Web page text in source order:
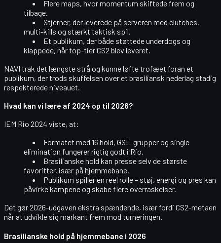
Flere maps, hvor momentum skiftede frem og
tilbage.
Stjerner, der leverede på serveren med clutches,
multi-kills og stærkt taktisk spil.
Et publikum, der både støttede underdogs og
klappede, når top-tier CS2 blev leveret.
NAVI trak det længste strå og kunne løfte trofæet foran et
publikum, der trods skuffelsen over et brasiliansk nederlag stadig
respekterede niveauet.
Hvad kan vi lære af 2024 op til 2026?
IEM Rio 2024 viste, at:
Formatet med 16 hold, GSL-grupper og single
elimination fungerer rigtig godt i Rio.
Brasilianske hold kan presse selv de største
favoritter, især på hjemmebane.
Publikum spiller en reel rolle – støj, energi og pres kan
påvirke kampene og skabe flere overraskelser.
Det gør 2026-udgaven ekstra spændende, især fordi CS2-metaen
når at udvikle sig markant frem mod turneringen.
Brasilianske hold på hjemmebane i 2026